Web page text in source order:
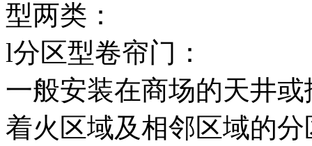
型两类：
l分区型卷帘门：
一般安装在商场的天井
着火区域及相邻区域的